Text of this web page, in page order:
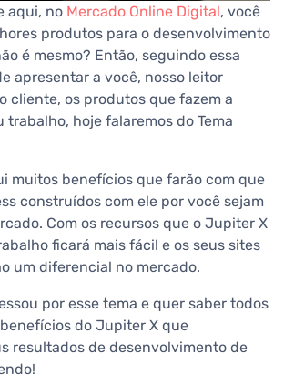
aqui, no Mercado Online Digital, você
produtos para o desenvolvimento
é mesmo? Então, seguindo essa
apresentar a você, nosso leitor
cliente, os produtos que fazem a
trabalho, hoje falaremos do Tema
muitos benefícios que farão com que
construídos com ele por você sejam
Com os recursos que o Jupiter X
ficará mais fácil e os seus sites
um diferencial no mercado.
por esse tema e quer saber todos
do Jupiter X que
resultados de desenvolvimento de